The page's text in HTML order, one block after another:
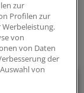
zur
Profilen zur
von
von Daten
der
von